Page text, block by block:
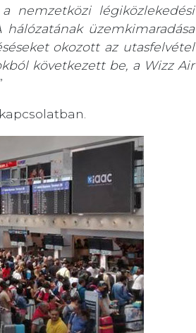
nemzetközi légiközlekedési
üzemkimaradása
okozott az utasfelvétel
következett be, a Wizz Air
”